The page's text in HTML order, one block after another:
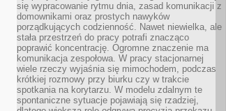
się wypracowanie rytmu dnia, zasad komunikacji z
domownikami oraz prostych nawyków
porządkujących codzienność. Nawet niewielka, ale
stała przestrzeń do pracy potrafi znacząco
poprawić koncentrację. Ogromne znaczenie ma
komunikacja zespołowa. W pracy stacjonarnej
wiele rzeczy wyjaśnia się mimochodem, podczas
krótkiej rozmowy przy biurku czy w trakcie
spotkania na korytarzu. W modelu zdalnym te
spontaniczne sytuacje pojawiają się rzadziej,